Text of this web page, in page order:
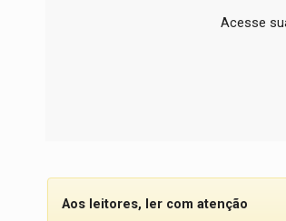
Acesse
Aos leitores, ler com atenção